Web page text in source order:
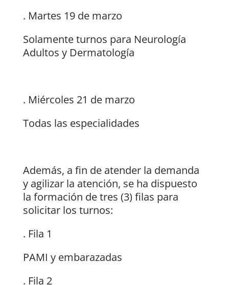
. Martes 19 de marzo
Solamente turnos para Neurología
Adultos y Dermatología
. Miércoles 21 de marzo
Todas las especialidades
Además, a fin de atender la demanda
y agilizar la atención, se ha dispuesto
la formación de tres (3) filas para
solicitar los turnos:
. Fila 1
PAMI y embarazadas
. Fila 2